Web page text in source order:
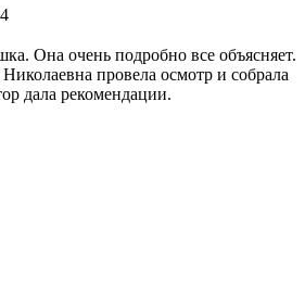
Она очень подробно все объясняет.
провела осмотр и собрала
дала рекомендации.